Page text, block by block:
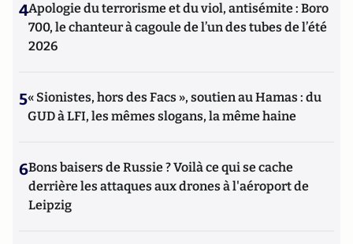
4Apologie du terrorisme et du viol, antisémite : Boro
700, le chanteur à cagoule de l’un des tubes de l’été
2026
5« Sionistes, hors des Facs », soutien au Hamas : du
GUD à LFI, les mêmes slogans, la même haine
6Bons baisers de Russie ? Voilà ce qui se cache
derrière les attaques aux drones à l'aéroport de
Leipzig